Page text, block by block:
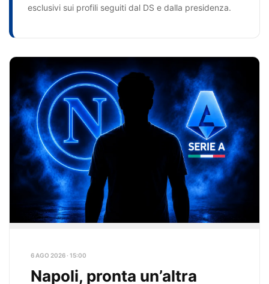
esclusivi sui profili seguiti dal DS e dalla presidenza.
6 AGO 2026 · 15:00
Napoli, pronta un’altra